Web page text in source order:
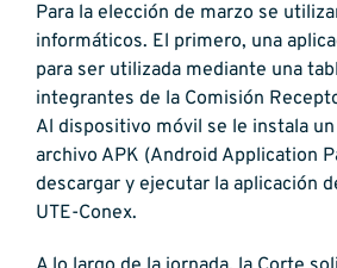
Para la elección de marzo se
informáticos. El primero, una
para ser utilizada mediante una
integrantes de la Comisión
Al dispositivo móvil se le instala
archivo APK (Android Application
descargar y ejecutar la aplicación
UTE-Conex.